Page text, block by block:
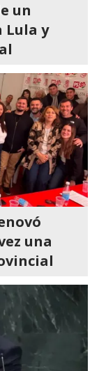
un
Lula y
una